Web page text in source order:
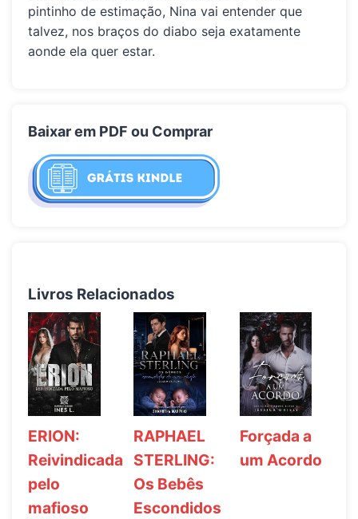
pintinho de estimação, Nina vai entender que
talvez, nos braços do diabo seja exatamente
aonde ela quer estar.
Baixar em PDF ou Comprar
Livros Relacionados
ERION:
Reivindicada
pelo
mafioso
RAPHAEL
STERLING:
Os Bebês
Escondidos
Forçada a
um Acordo